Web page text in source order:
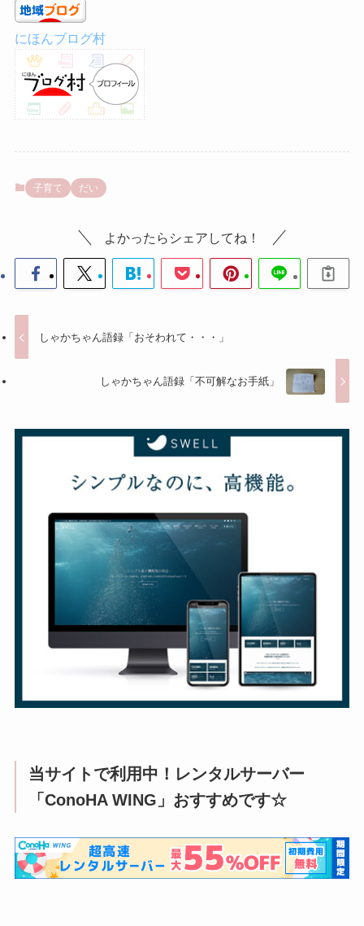
にほんブログ村
子育て だい
よかったらシェアしてね！
しゃかちゃん語録「おそわれて・・・」
しゃかちゃん語録「不可解なお手紙」
当サイトで利用中！レンタルサーバー
「ConoHA WING」おすすめです☆